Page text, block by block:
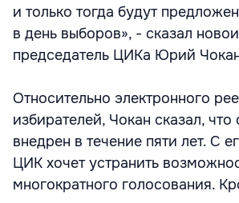
и только тогда будут
в день выборов», - сказал
председатель ЦИКа Юрий
Относительно электронного
избирателей, Чокан сказал, что
внедрен в течение пяти лет. С
ЦИК хочет устранить
многократного голосования.